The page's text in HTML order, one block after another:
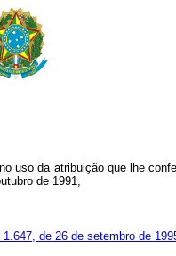
uso da atribuição que lhe
de 1991,
1.647, de 26 de setembro de